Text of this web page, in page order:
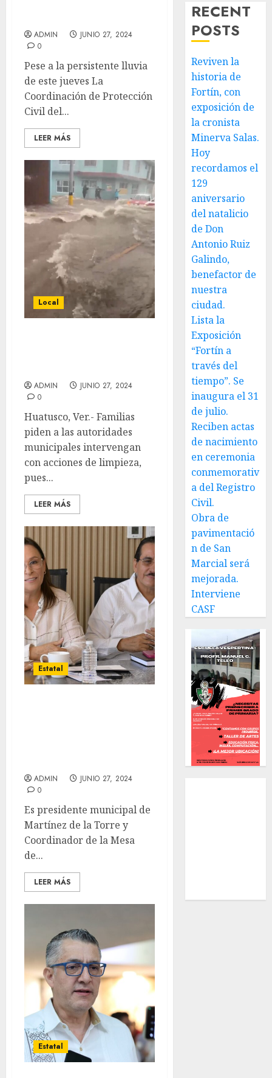
ADMIN
JUNIO 27, 2024
0
Pese a la persistente lluvia
de este jueves La
Coordinación de Protección
Civil del...
LEER MÁS
Local
ADMIN
JUNIO 27, 2024
0
Huatusco, Ver.- Familias
piden a las autoridades
municipales intervengan
con acciones de limpieza,
pues...
LEER MÁS
Estatal
ADMIN
JUNIO 27, 2024
0
Es presidente municipal de
Martínez de la Torre y
Coordinador de la Mesa
de...
LEER MÁS
Estatal
RECENT
POSTS
Reviven la
historia de
Fortín, con
exposición de
la cronista
Minerva Salas.
Hoy
recordamos el
129
aniversario
del natalicio
de Don
Antonio Ruiz
Galindo,
benefactor de
nuestra
ciudad.
Lista la
Exposición
“Fortín a
través del
tiempo”. Se
inaugura el 31
de julio.
Reciben actas
de nacimiento
en ceremonia
conmemorativ
a del Registro
Civil.
Obra de
pavimentació
n de San
Marcial será
mejorada.
Interviene
CASF